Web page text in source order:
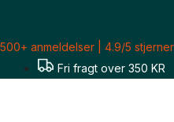
indholdet
500+ anmeldelser | 4.9/5 stjerner
Fri fragt over 350 KR